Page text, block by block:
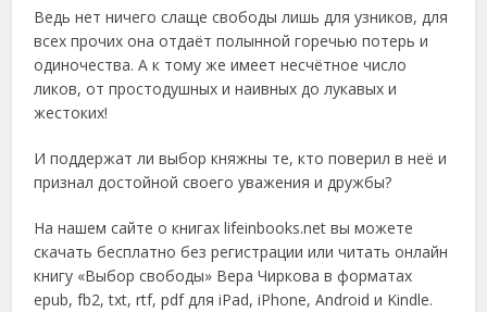
Ведь нет ничего слаще свободы лишь для узников, для
всех прочих она отдаёт полынной горечью потерь и
одиночества. А к тому же имеет несчётное число
ликов, от простодушных и наивных до лукавых и
жестоких!
И поддержат ли выбор княжны те, кто поверил в неё и
признал достойной своего уважения и дружбы?
На нашем сайте о книгах lifeinbooks.net вы можете
скачать бесплатно без регистрации или читать онлайн
книгу «Выбор свободы» Вера Чиркова в форматах
epub, fb2, txt, rtf, pdf для iPad, iPhone, Android и Kindle.